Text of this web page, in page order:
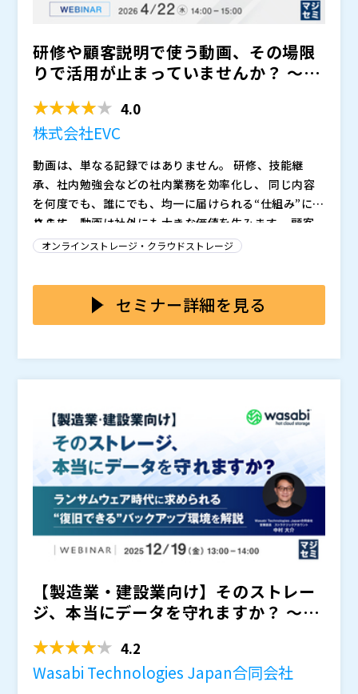
ます。
・顧客向けの商品説明・導入教育 ・代理店向けの販売
トレーニング ・資格取得の事前学習・更新研修 ・有料
コンテンツ配信（講座・専門知識・エンターテイメン
ト） ・スポーツ・イベントの限定配信 ・技術商社・認
証機関の専門情報提供
動画は、単なる記録ではなく、 “新しい収益源”にも“顧
客価値の向上”にもつながる資産 です。
・研修・技能継承の効率化や標準化を進めたい方 ・社
内のナレッジ共有を仕組みとして整えたい方 ・顧客向
けの説明や教育を動画で強化したい方 ・代理店・パー
トナーへの情報提供を均一化したい方 ・資格講座・更
新研修などを動画で提供したい方 ・有料コンテンツや
限定配信など、新しいサービスを検討している方 ・Zo
om・Teams＋SharePointでは対応しきれないと感じ
始めている方
株式会社EVC（）
マジセミ株式会社（）
※共催、協賛、協力、講演企業は将来的に追加、削除さ
れる可能性があります。
研修や顧客説明で使う動画、その場限
りで活用が止まっていませんか？ ～研
4.0
株式会社EVC
動画は、単なる記録ではありません。 研修、技能継
承、社内勉強会などの社内業務を効率化し、 同じ内容
を何度でも、誰にでも、均一に届けられる“仕組み”にな
ります。
さらに、動画は社外にも大きな価値を生みます。 顧客
向けの説明、代理店教育、資格更新研修、 スポーツや
内外の価値提供をどう変えるのか を具体的に紹介しま
じ説明を何度も行う必要がなくなり、拠点や職種が違っ
ても、 同じ品質の内容を、必要なタイミングで届けら
（製造・建築・食品など）の属人化解消 ・社内勉強
会・技術共有のアーカイブ化 ・営業・品質・技術部門
のナレッジ共有 ・社長メッセージやイベント記録の全
社展開
これらはすべて、“動画があるだけで再現性が高まる”
活用例です。
動画は社外向けにも強力な価値を生みます。 顧客、代
理店、パートナー、資格講座受講者など、 対象者ごと
に必要な内容を確実に届けられる“サービス” に変わり
ます。
・顧客向けの商品説明・導入教育 ・代理店向けの販売
コンテンツ配信（講座・専門知識・エンターテイメン
ト） ・スポーツ・イベントの限定配信 ・技術商社・認
動画は、単なる記録ではなく、 “新しい収益源”にも“顧
・研修・技能継承の効率化や標準化を進めたい方 ・社
内のナレッジ共有を仕組みとして整えたい方 ・顧客向
けの説明や教育を動画で強化したい方 ・代理店・パー
オンラインストレージ・クラウドストレージ
セミナー詳細を見る
【製造業・建設業向け】そのストレー
ジ、本当にデータを守れますか？ ～ラ
4.2
Wasabi Technologies Japan合同会社